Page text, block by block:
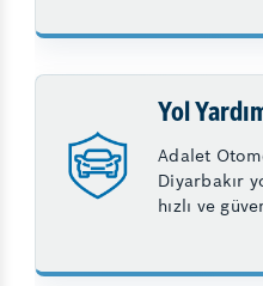
Yol
Adalet
Diyarbakır
hızlı ve